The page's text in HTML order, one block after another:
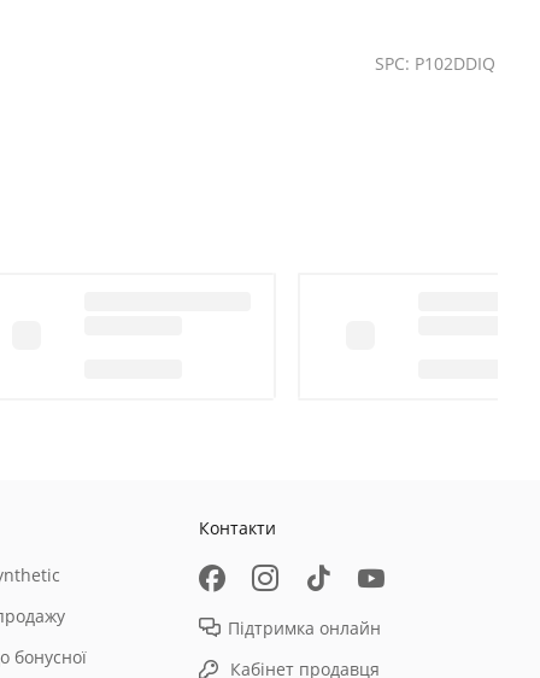
SPC: P102DDIQ
бонусної
Контакти
Підтримка онлайн
Кабінет продавця